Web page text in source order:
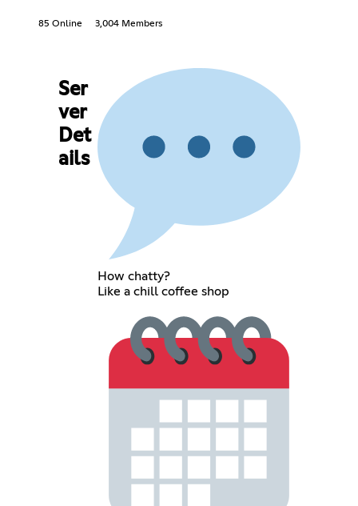
85 Online 3,004 Members
Ser
ver
Det
ails
How chatty?
Like a chill coffee shop